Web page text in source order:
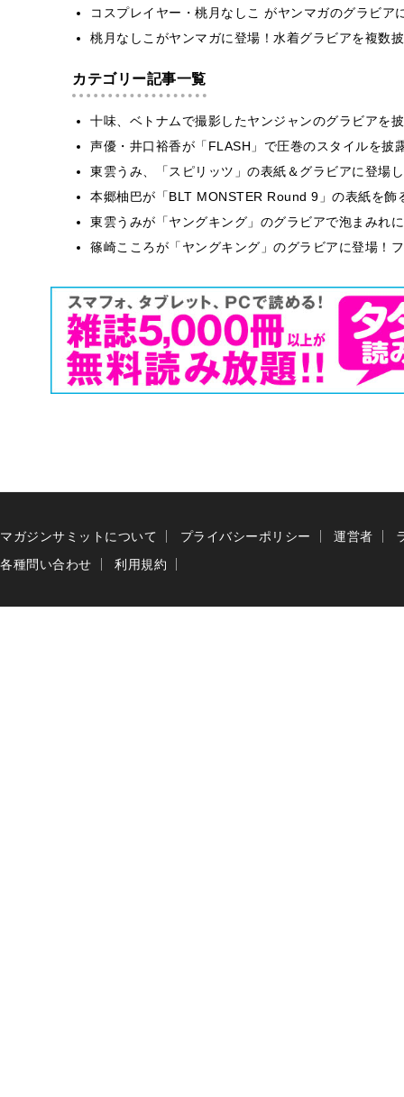
コスプレイヤー・桃月なしこ がヤンマガのグラビ
桃月なしこがヤンマガに登場！水着グラビアを複数
カテゴリー記事一覧
十味、ベトナムで撮影したヤンジャンのグラビアを
声優・井口裕香が「FLASH」で圧巻のスタイルを
東雲うみ、「スピリッツ」の表紙＆グラビアに登場
本郷柚巴が「BLT MONSTER Round 9」の表紙を
東雲うみが「ヤングキング」のグラビアで泡まみれ
篠崎こころが「ヤングキング」のグラビアに登場！
マガジンサミットについて プライバシーポリシー 運営者
各種問い合わせ
利用規約